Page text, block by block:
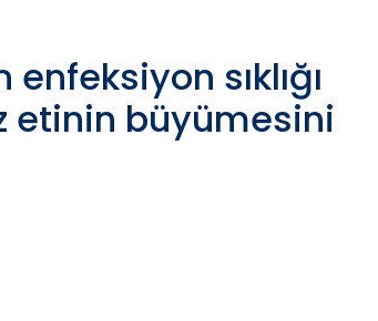
sıklığı
etinin büyümesini